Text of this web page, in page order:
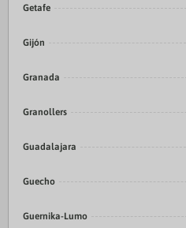
Getafe
Gijón
Granada
Granollers
Guadalajara
Guecho
Guernika-Lumo